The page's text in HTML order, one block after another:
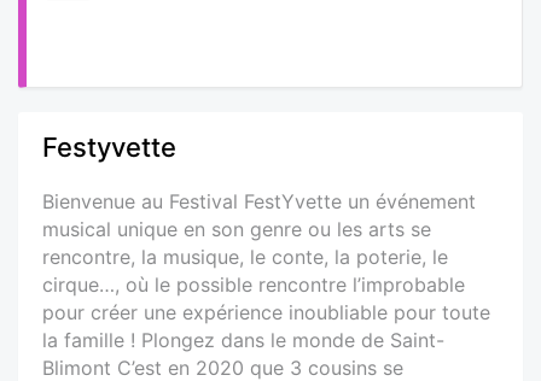
Festyvette
Bienvenue au Festival FestYvette un événement
musical unique en son genre ou les arts se
rencontre, la musique, le conte, la poterie, le
cirque…, où le possible rencontre l’improbable
pour créer une expérience inoubliable pour toute
la famille ! Plongez dans le monde de Saint-
Blimont C’est en 2020 que 3 cousins se